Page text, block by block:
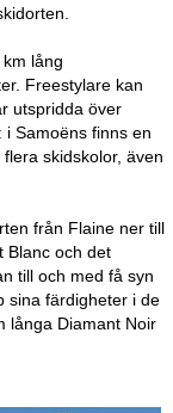
lång
Freestylare kan
utspridda över
Samoëns finns en
skidskolor, även
från Flaine ner till
Blanc och det
till och med få syn
sina färdigheter i de
långa Diamant Noir